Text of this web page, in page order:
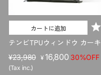
カートに追加
テンビTPUウィンドウ カーキ
販
売
¥23,980 セ
¥ 16,800 30%OFF
(Tax inc.)